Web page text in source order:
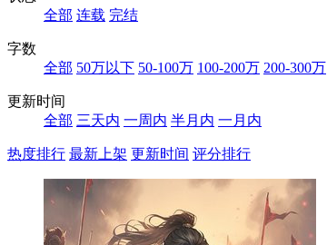
全部 连载 完结
字数
全部 50万以下 50-100万 100-200万 200-300万
更新时间
全部 三天内 一周内 半月内 一月内
热度排行 最新上架 更新时间 评分排行